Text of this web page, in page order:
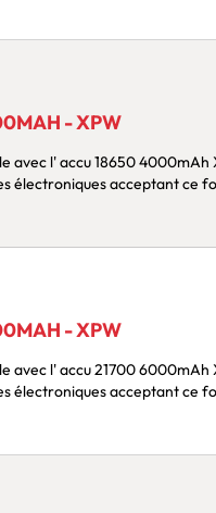
- XPW
18650 4000mAh XPW ! Compatible
électroniques acceptant ce
- XPW
21700 6000mAh XPW ! Compatible
électroniques acceptant ce